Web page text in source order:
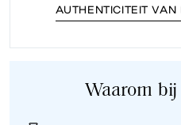
AUTHENTICITEIT
Waarom bij